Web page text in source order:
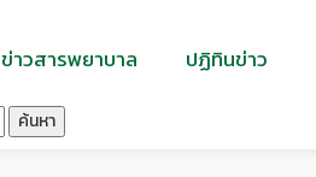
ข่าวสารพยาบาล ปฏิทินข่าว
ค้นหา